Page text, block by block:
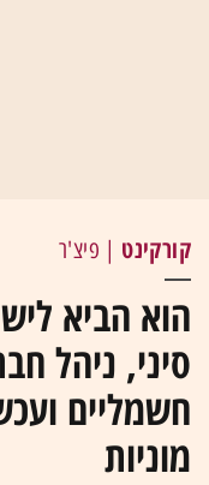
קורקינט | פיצ'ר
הוא הביא
סיני, ניהל
חשמליים
מוניות